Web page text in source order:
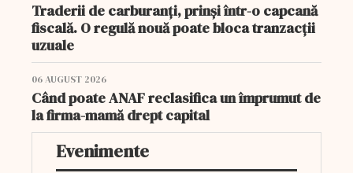
Traderii de carburanți, prinși într-o capcană
fiscală. O regulă nouă poate bloca tranzacții
uzuale
06 AUGUST 2026
Când poate ANAF reclasifica un împrumut de
la firma-mamă drept capital
Evenimente